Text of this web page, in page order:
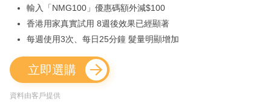
輸入「NMG100」優惠碼額外減$100
香港用家真實試用 8週後效果已經顯著
每週使用3次、每日25分鐘 髮量明顯增加
立即選購
資料由客戶提供